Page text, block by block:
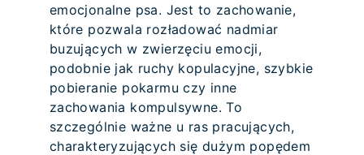
emocjonalne psa. Jest to zachowanie,
które pozwala rozładować nadmiar
buzujących w zwierzęciu emocji,
podobnie jak ruchy kopulacyjne, szybkie
pobieranie pokarmu czy inne
zachowania kompulsywne. To
szczególnie ważne u ras pracujących,
charakteryzujących się dużym popędem